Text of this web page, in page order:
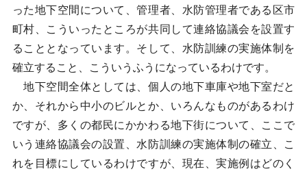
った地下空間について、管理者、水防管理者である区市
町村、こういったところが共同して連絡協議会を設置す
ることとなっています。そして、水防訓練の実施体制を
確立すること、こういうふうになっているわけです。
地下空間全体としては、個人の地下車庫や地下室だと
か、それから中小のビルとか、いろんなものがあるわけ
ですが、多くの都民にかかわる地下街について、ここで
いう連絡協議会の設置、水防訓練の実施体制の確立、こ
れを目標にしているわけですが、現在、実施例はどのく